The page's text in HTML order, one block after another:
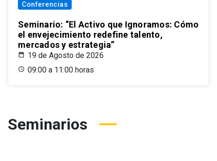
Conferencias
Seminario: “El Activo que Ignoramos: Cómo
el envejecimiento redefine talento,
mercados y estrategia”
19 de Agosto de 2026
09:00 a 11:00 horas
Seminarios